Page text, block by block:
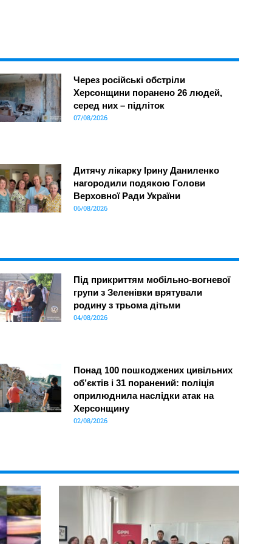
Через російські обстріли
Херсонщини поранено 26 людей,
серед них – підліток
07/08/2026
Дитячу лікарку Ірину Даниленко
нагородили подякою Голови
Верховної Ради України
06/08/2026
Під прикриттям мобільно-вогневої
групи з Зеленівки врятували
родину з трьома дітьми
04/08/2026
Понад 100 пошкоджених цивільних
об’єктів і 31 поранений: поліція
оприлюднила наслідки атак на
Херсонщину
02/08/2026